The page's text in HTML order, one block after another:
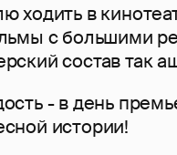
ходить в
с большими
состав так
- в день
истории!